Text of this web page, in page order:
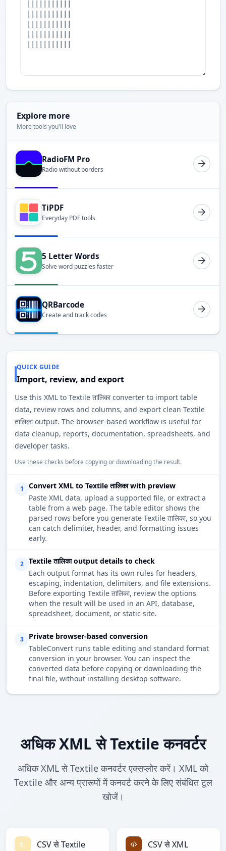
Explore more
More tools you'll love
RadioFM Pro
Radio without borders
TiPDF
Everyday PDF tools
5 Letter Words
Solve word puzzles faster
QRBarcode
Create and track codes
QUICK GUIDE
Import, review, and export
Use this XML to Textile तालिका converter to import table
data, review rows and columns, and export clean Textile
तालिका output. The browser-based workflow is useful for
data cleanup, reports, documentation, spreadsheets, and
developer tasks.
Use these checks before copying or downloading the result.
1
Convert XML to Textile तालिका with preview
Paste XML data, upload a supported file, or extract a
table from a web page. The table editor shows the
parsed rows before you generate Textile तालिका, so you
can catch delimiter, header, and formatting issues
early.
2
Textile तालिका output details to check
Each output format has its own rules for headers,
escaping, indentation, delimiters, and file extensions.
Before exporting Textile तालिका, review the options
when the result will be used in an API, database,
spreadsheet, document, or static site.
3
Private browser-based conversion
TableConvert runs table editing and standard format
conversion in your browser. You can inspect the
converted data before copying or downloading the
final file, without installing desktop software.
अधिक XML से Textile कनवर्टर
अधिक XML से Textile कनवर्टर एक्सप्लोर करें। XML को
Textile और अन्य प्रारूपों में कनवर्ट करने के लिए संबंधित टूल
खोजें।
CSV से Textile CSV से XML